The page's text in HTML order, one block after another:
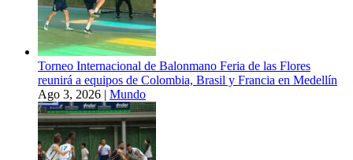
Torneo Internacional de Balonmano Feria de las Flores
reunirá a equipos de Colombia, Brasil y Francia en Medellín
Ago 3, 2026 | Mundo